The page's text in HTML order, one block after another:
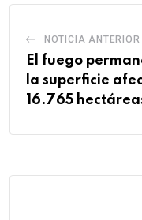
NOTICIA ANTERIOR
El fuego
la superficie
16.765